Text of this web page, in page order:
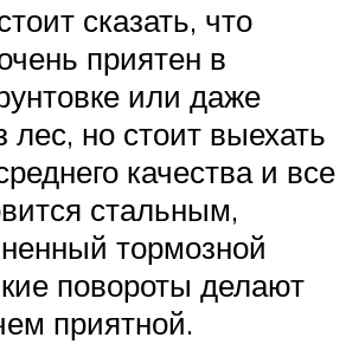
сказать, что
приятен в
или даже
лес, но стоит выехать
качества и все
стальным,
тормозной
повороты делают
приятной.